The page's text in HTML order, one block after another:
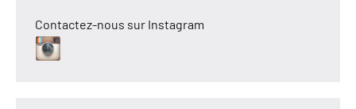
Contactez-nous sur Instagram